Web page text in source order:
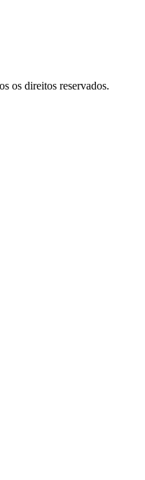
os direitos reservados.